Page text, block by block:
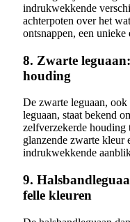
indrukwekkende
achterpoten over het
ontsnappen, een unieke
8. Zwarte
houding
De zwarte leguaan, ook
leguaan, staat bekend
zelfverzekerde houding
glanzende zwarte kleur
indrukwekkende
9.
felle kleuren